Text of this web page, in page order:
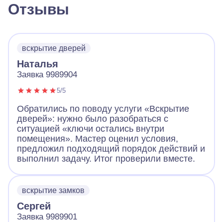
Отзывы
вскрытие дверей
Наталья
Заявка 9989904
5/5
Обратились по поводу услуги «Вскрытие
дверей»: нужно было разобраться с
ситуацией «ключи остались внутри
помещения». Мастер оценил условия,
предложил подходящий порядок действий и
выполнил задачу. Итог проверили вместе.
вскрытие замков
Сергей
Заявка 9989901